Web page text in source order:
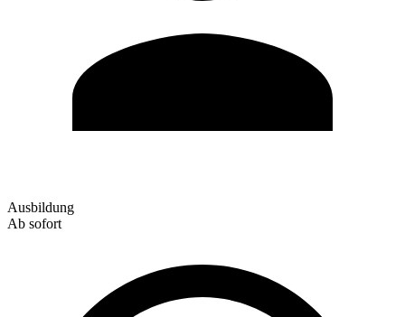
Ausbildung
Ab sofort